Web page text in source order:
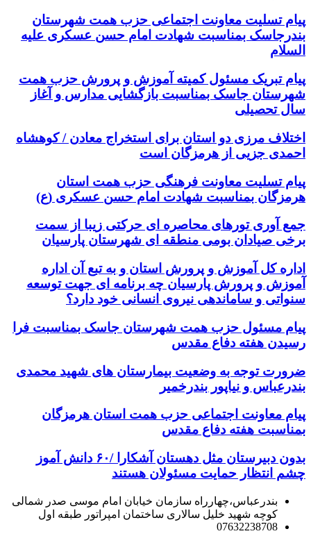
پیام تسلیت معاونت اجتماعی حزب همت شهرستان
بندرجاسک بمناسبت شهادت امام حسن عسکری علیه
السلام
پیام تبریک مسئول کمیته آموزش و پرورش حزب همت
شهرستان جاسک بمناسبت بازگشایی مدارس و آغاز
سال تحصیلی
اختلاف مرزی دو استان برای استخراج معادن / کوهشاه
احمدی جزیی از هرمزگان است
پیام تسلیت معاونت فرهنگی حزب همت استان
هرمزگان بمناسبت شهادت امام حسن عسکری (ع)
جمع آوری تورهای محاصره ای حرکتی زیبا از سمت
برخی صیادان بومی منطقه ای شهرستان پارسیان
اداره کل آموزش و پرورش استان و به تبع آن اداره
آموزش و پرورش پارسیان چه برنامه ای جهت توسعه
سنواتی و ساماندهی نیروی انسانی خود دارد؟
پیام مسئول حزب همت شهرستان جاسک بمناسبت فرا
رسیدن هفته دفاع مقدس
ضرورت توجه به وضعیت بیمارستان های شهید محمدی
بندرعباس و نیاپور بندرخمیر
پیام معاونت اجتماعی حزب همت استان هرمزگان
بمناسبت هفته دفاع مقدس
بدون دبیرستان مثل دهستان آشکارا /۶۰ دانش آموز
چشم انتظار حمایت مسئولان هستند
بندرعباس،چهارراه سازمان خیابان امام موسی صدر شمالی
کوچه شهید خلیل سالاری ساختمان امپراتور طبقه اول
07632238708